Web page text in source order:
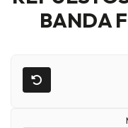
BANDA